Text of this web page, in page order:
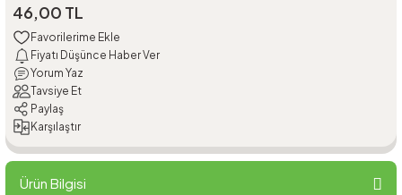
46,00 TL
Fiyatı Düşünce Haber Ver
Yorum Yaz
Tavsiye Et
Paylaş
Karşılaştır
Ürün Bilgisi